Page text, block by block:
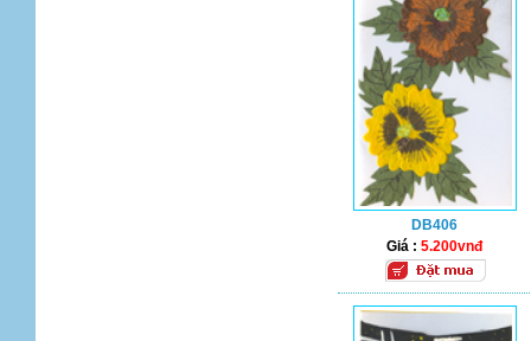
DB406
Giá :5.200vnđ